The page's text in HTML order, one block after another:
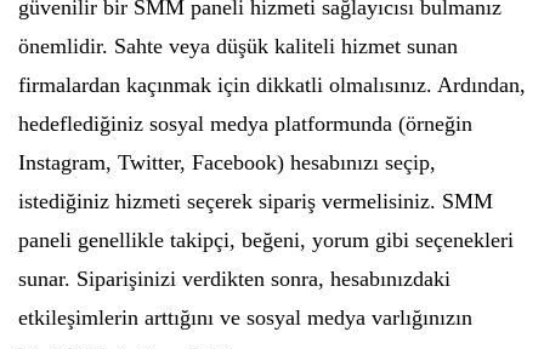
güvenilir bir SMM paneli hizmeti sağlayıcısı bulmanız
önemlidir. Sahte veya düşük kaliteli hizmet sunan
firmalardan kaçınmak için dikkatli olmalısınız. Ardından,
hedeflediğiniz sosyal medya platformunda (örneğin
Instagram, Twitter, Facebook) hesabınızı seçip,
istediğiniz hizmeti seçerek sipariş vermelisiniz. SMM
paneli genellikle takipçi, beğeni, yorum gibi seçenekleri
sunar. Siparişinizi verdikten sonra, hesabınızdaki
etkileşimlerin arttığını ve sosyal medya varlığınızın